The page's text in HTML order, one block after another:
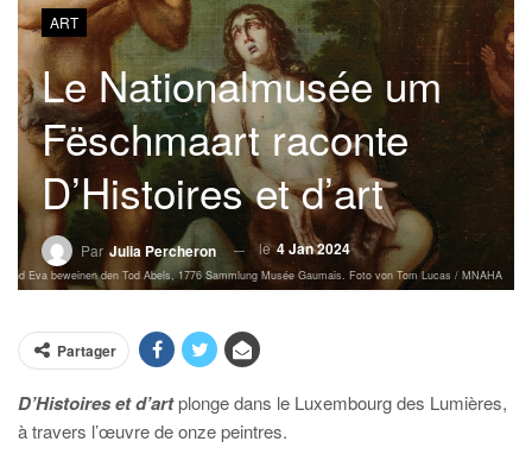
ART
Le Nationalmusée um
Fëschmaart raconte
D’Histoires et d’art
ParJulia Percheron le4 Jan 2024
Eva beweinen den Tod Abels, 1776 Sammlung Musée Gaumais. Foto von Tom Lucas / MNAHA
Partager
D’Histoires et d’artplonge dans le Luxembourg des Lumières,
à travers l’œuvre de onze peintres.